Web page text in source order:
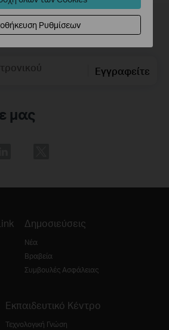
Εγγραφείτε
μας
Δημοσιεύσεις
Νέα
Βραβεία
Συμβουλές Ασφάλειας
Εκπαιδευτικό Κέντρο
Τεχνολογική Γνώση
Ρυθμίσεων